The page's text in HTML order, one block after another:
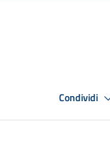
Condividi